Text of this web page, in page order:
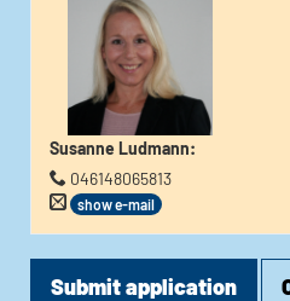
Susanne Ludmann:
046148065813
show e-mail
Submit application